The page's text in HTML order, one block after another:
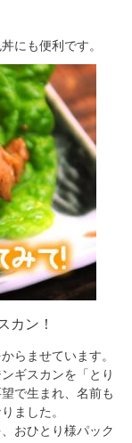
にも便利です。
カン！
らませています。
ギスカンを「とり
で生まれ、名前も
ました。
おひとり様パック